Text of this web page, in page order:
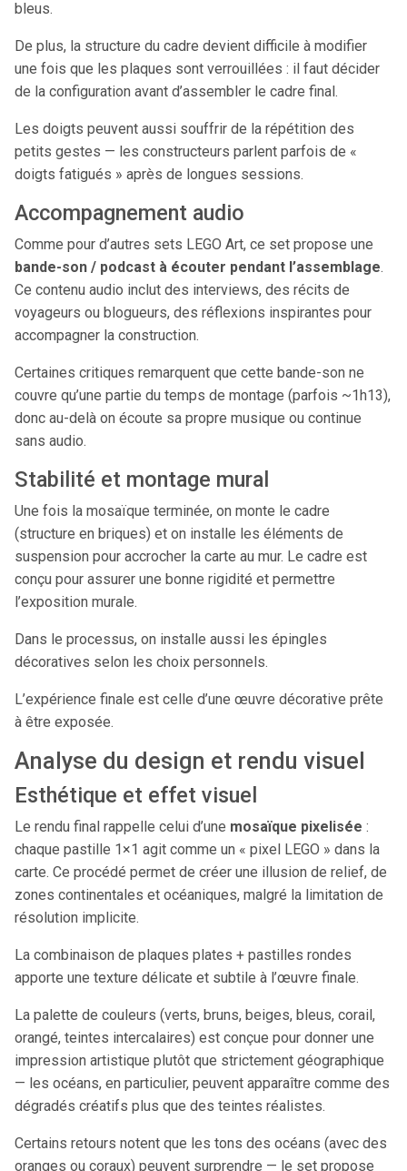
bleus.
De plus, la structure du cadre devient difficile à modifier
une fois que les plaques sont verrouillées : il faut décider
de la configuration avant d’assembler le cadre final.
Les doigts peuvent aussi souffrir de la répétition des
petits gestes — les constructeurs parlent parfois de «
doigts fatigués » après de longues sessions.
Accompagnement audio
Comme pour d’autres sets LEGO Art, ce set propose une
bande-son / podcast à écouter pendant l’assemblage.
Ce contenu audio inclut des interviews, des récits de
voyageurs ou blogueurs, des réflexions inspirantes pour
accompagner la construction.
Certaines critiques remarquent que cette bande-son ne
couvre qu’une partie du temps de montage (parfois ~1h13),
donc au-delà on écoute sa propre musique ou continue
sans audio.
Stabilité et montage mural
Une fois la mosaïque terminée, on monte le cadre
(structure en briques) et on installe les éléments de
suspension pour accrocher la carte au mur. Le cadre est
conçu pour assurer une bonne rigidité et permettre
l’exposition murale.
Dans le processus, on installe aussi les épingles
décoratives selon les choix personnels.
L’expérience finale est celle d’une œuvre décorative prête
à être exposée.
Analyse du design et rendu visuel
Esthétique et effet visuel
Le rendu final rappelle celui d’une mosaïque pixelisée :
chaque pastille 1×1 agit comme un « pixel LEGO » dans la
carte. Ce procédé permet de créer une illusion de relief, de
zones continentales et océaniques, malgré la limitation de
résolution implicite.
La combinaison de plaques plates + pastilles rondes
apporte une texture délicate et subtile à l’œuvre finale.
La palette de couleurs (verts, bruns, beiges, bleus, corail,
orangé, teintes intercalaires) est conçue pour donner une
impression artistique plutôt que strictement géographique
— les océans, en particulier, peuvent apparaître comme des
dégradés créatifs plus que des teintes réalistes.
Certains retours notent que les tons des océans (avec des
oranges ou coraux) peuvent surprendre — le set propose